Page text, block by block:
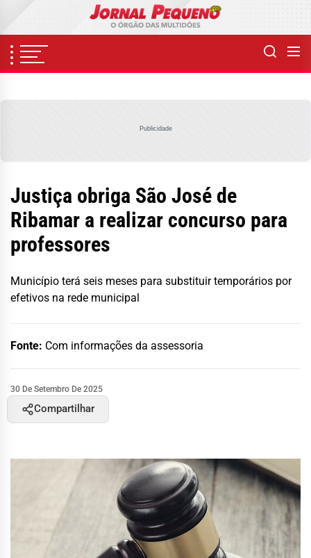
content
Publicidade
Justiça obriga São José de
Ribamar a realizar concurso para
professores
Município terá seis meses para substituir temporários por
efetivos na rede municipal
Fonte: Com informações da assessoria
30 De Setembro De 2025
Compartilhar